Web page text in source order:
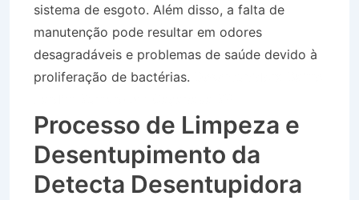
sistema de esgoto. Além disso, a falta de
manutenção pode resultar em odores
desagradáveis e problemas de saúde devido à
proliferação de bactérias.
Processo de Limpeza e
Desentupimento da
Detecta Desentupidora